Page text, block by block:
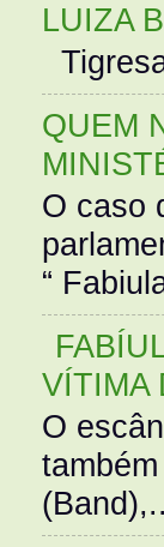
LUIZA
QUEM
O caso
“
VÍTIMA
O